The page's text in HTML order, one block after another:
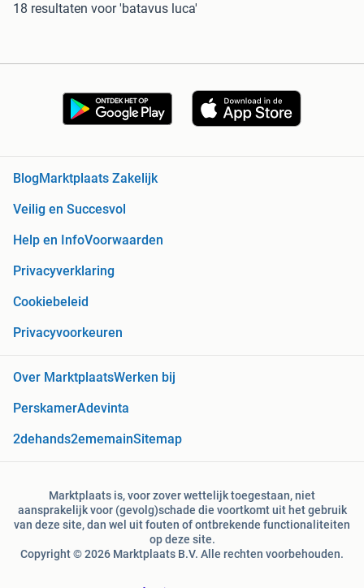
18 resultaten voor 'batavus luca'
Blog Marktplaats Zakelijk
Veilig en Succesvol
Help en InfoVoorwaarden
Privacyverklaring
Cookiebeleid
Privacyvoorkeuren
Over MarktplaatsWerken bij
PerskamerAdevinta
2dehands2ememainSitemap
Marktplaats is, voor zover wettelijk toegestaan, niet
aansprakelijk voor (gevolg)schade die voortkomt uit het gebruik
van deze site, dan wel uit fouten of ontbrekende functionaliteiten
op deze site.
Copyright © 2026 Marktplaats B.V. Alle rechten voorbehouden.